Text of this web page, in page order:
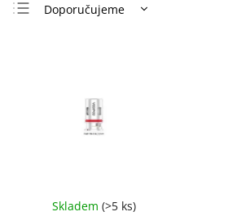
Doporučujeme
Abecedně
Skladem (>5 ks)